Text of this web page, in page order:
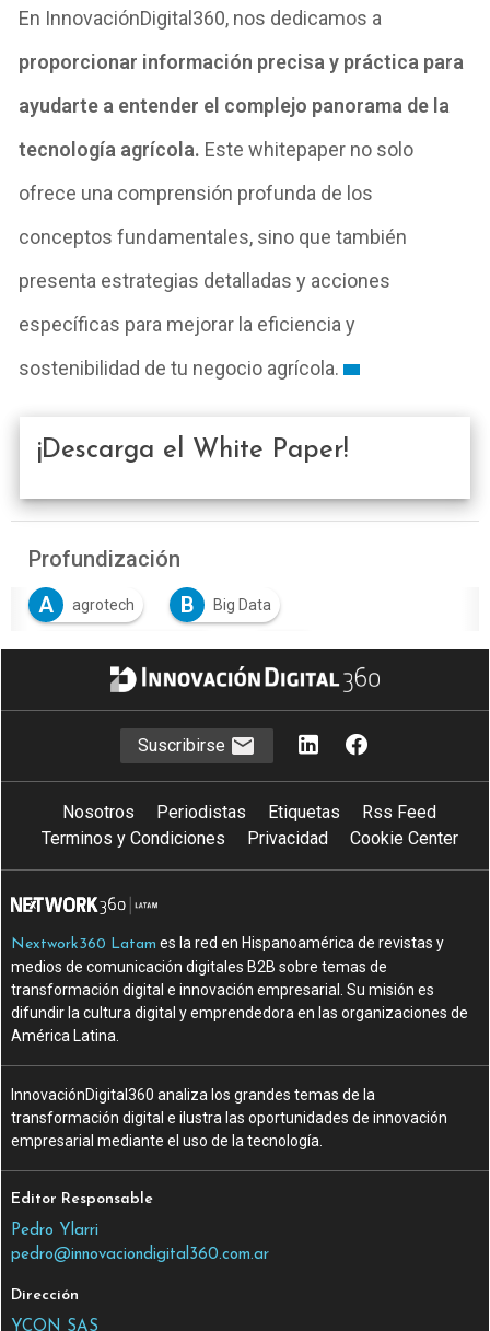
En InnovaciónDigital360, nos dedicamos a
proporcionar información precisa y práctica para
ayudarte a entender el complejo panorama de la
tecnología agrícola. Este whitepaper no solo
ofrece una comprensión profunda de los
conceptos fundamentales, sino que también
presenta estrategias detalladas y acciones
específicas para mejorar la eficiencia y
sostenibilidad de tu negocio agrícola.
¡Descarga el White Paper!
Profundización
A
agrotech B Big Data
I Inteligencia Artificial I IoT
Suscribirse
Nosotros Periodistas Etiquetas
Rss Feed
Terminos y Condiciones
Privacidad Cookie Center
Nextwork360 Latam es la red en Hispanoamérica de revistas y
medios de comunicación digitales B2B sobre temas de
transformación digital e innovación empresarial. Su misión es
difundir la cultura digital y emprendedora en las organizaciones de
América Latina.
InnovaciónDigital360 analiza los grandes temas de la
transformación digital e ilustra las oportunidades de innovación
empresarial mediante el uso de la tecnología.
Editor Responsable
Pedro Ylarri
pedro@innovaciondigital360.com.ar
Dirección
YCON SAS